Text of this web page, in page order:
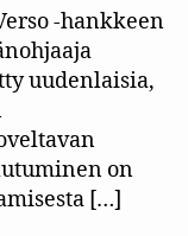
-hankkeen
uudenlaisia,
on
[…]